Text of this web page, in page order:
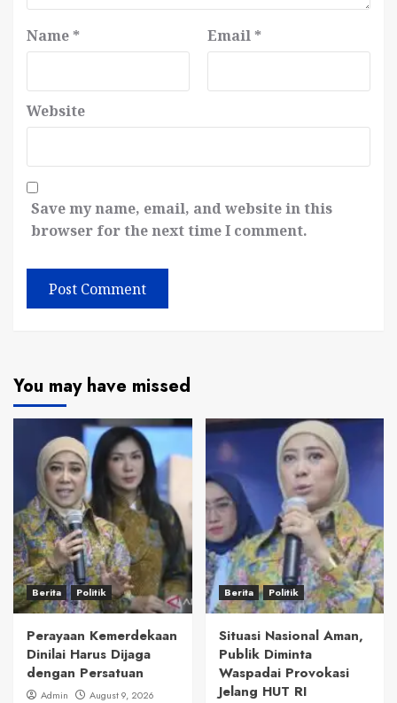
Name * Email *
Website
Save my name, email, and website in this
browser for the next time I comment.
You may have missed
Berita Politik
Perayaan Kemerdekaan
Dinilai Harus Dijaga
dengan Persatuan
Admin August 9, 2026
Berita Politik
Situasi Nasional Aman,
Publik Diminta
Waspadai Provokasi
Jelang HUT RI